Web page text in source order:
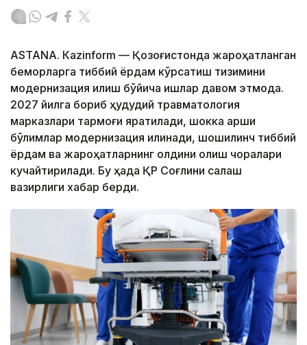
ASTANА. Кazinform — Қозоғистонда жароҳатланган
беморларга тиббий ёрдам кўрсатиш тизимини
модернизация қилиш бўйича ишлар давом этмоқда.
2027 йилга бориб ҳудудий травматология
марказлари тармоғи яратилади, шокка қарши
бўлимлар модернизация қилинади, шошилинч тиббий
ёрдам ва жароҳатларнинг олдини олиш чоралари
кучайтирилади. Бу ҳақда ҚР Соғлиқни сақлаш
вазирлиги хабар берди.